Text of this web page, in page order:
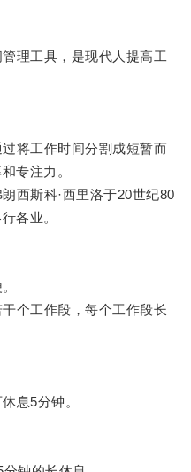
理工具，是现代人提高工
将工作时间分割成短暂而
专注力。
斯科·西里洛于20世纪80
各业。
个工作段，每个工作段长
息5分钟。